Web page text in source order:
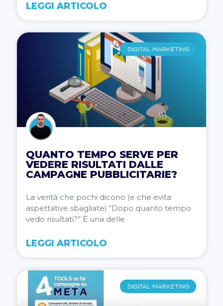
LEGGI ARTICOLO
DIGITAL MARKETING
QUANTO TEMPO SERVE PER
VEDERE RISULTATI DALLE
CAMPAGNE PUBBLICITARIE?
La verità che pochi dicono (e che evita
aspettative sbagliate) “Dopo quanto tempo
vedo risultati?” È una delle
LEGGI ARTICOLO
DIGITAL MARKETING